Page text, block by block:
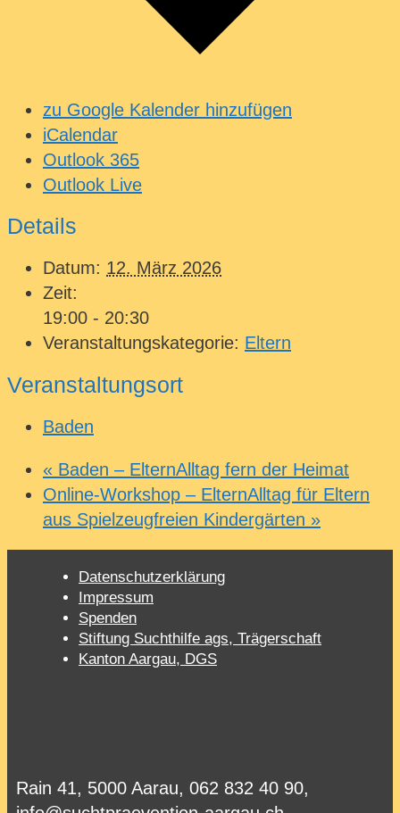
zu Google Kalender hinzufügen
iCalendar
Outlook 365
Outlook Live
Details
Datum: 12. März 2026
Zeit:
19:00 - 20:30
Veranstaltungskategorie: Eltern
Veranstaltungsort
Baden
« Baden – ElternAlltag fern der Heimat
Online-Workshop – ElternAlltag für Eltern
aus Spielzeugfreien Kindergärten »
Datenschutzerklärung
Impressum
Spenden
Stiftung Suchthilfe ags, Trägerschaft
Kanton Aargau, DGS
Rain 41, 5000 Aarau, 062 832 40 90,